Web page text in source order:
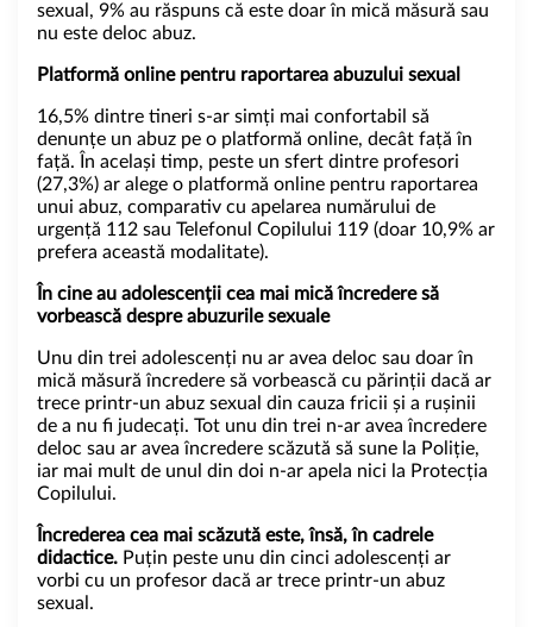
sexual, 9% au răspuns că este doar în mică măsură sau
nu este deloc abuz.
Platformă online pentru raportarea abuzului sexual
16,5% dintre tineri s-ar simți mai confortabil să
denunțe un abuz pe o platformă online, decât față în
față. În același timp, peste un sfert dintre profesori
(27,3%) ar alege o platformă online pentru raportarea
unui abuz, comparativ cu apelarea numărului de
urgență 112 sau Telefonul Copilului 119 (doar 10,9% ar
prefera această modalitate).
În cine au adolescenții cea mai mică încredere să
vorbească despre abuzurile sexuale
Unu din trei adolescenți nu ar avea deloc sau doar în
mică măsură încredere să vorbească cu părinții dacă ar
trece printr-un abuz sexual din cauza fricii și a rușinii
de a nu fi judecați. Tot unu din trei n-ar avea încredere
deloc sau ar avea încredere scăzută să sune la Poliție,
iar mai mult de unul din doi n-ar apela nici la Protecția
Copilului.
Încrederea cea mai scăzută este, însă, în cadrele
didactice. Puțin peste unu din cinci adolescenți ar
vorbi cu un profesor dacă ar trece printr-un abuz
sexual.